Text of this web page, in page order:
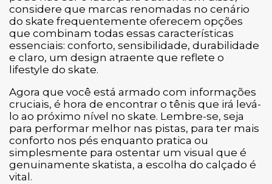
considere que marcas renomadas no cenário
do skate frequentemente oferecem opções
que combinam todas essas características
essenciais: conforto, sensibilidade, durabilidade
e claro, um design atraente que reflete o
lifestyle do skate.
Agora que você está armado com informações
cruciais, é hora de encontrar o tênis que irá levá-
lo ao próximo nível no skate. Lembre-se, seja
para performar melhor nas pistas, para ter mais
conforto nos pés enquanto pratica ou
simplesmente para ostentar um visual que é
genuinamente skatista, a escolha do calçado é
vital.